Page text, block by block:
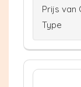
Prijs van
Type